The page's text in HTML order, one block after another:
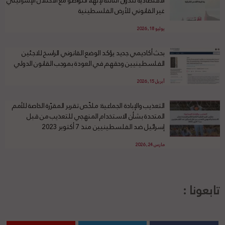
غير القانوني للأرض الفلسطينية
يوليو 18, 2026
بحث أكاديمي جديد يؤكد الوضع القانوني الراسخ للاجئين
الفلسطينيين وحقهم في العودة بموجب القانون الدولي
أبريل 15, 2026
التعذيب والإبادة الجماعية: ملخّص تقرير المقرّرة الخاصة للأمم
المتحدة بشأن الاستخدام المنهجي للتعذيب من قبل
إسرائيل ضد الفلسطينيين منذ 7 أكتوبر 2023
مارس 24, 2026
تابعونا :